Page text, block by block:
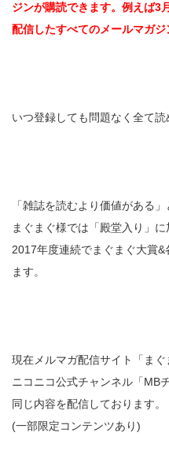
ジンが購読できます。例えば3
配信したすべてのメールマガ
いつ登録しても問題なく全て読
「雑誌を読むより価値がある
まぐまぐ様では「殿堂入り」
2017年度連続でまぐまぐ大賞
ます。
現在メルマガ配信サイト「まぐ
ニコニコ公式チャンネル「MB
同じ内容を配信しております。
(一部限定コンテンツあり)